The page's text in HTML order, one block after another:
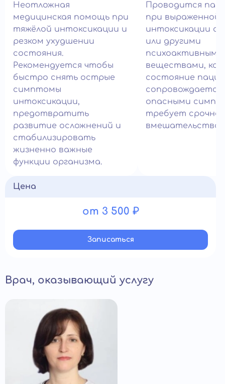
Неотложная
медицинская помощь при
тяжёлой интоксикации и
резком ухудшении
состояния.
Рекомендуется чтобы
быстро снять острые
симптомы
интоксикации,
предотвратить
развитие осложнений и
стабилизировать
жизненно важные
функции организма.
Проводится
при выраженной
интоксикации
или другими
психоактивными
веществами,
состояние
сопровождается
опасными
требует
вмешательства
Цена
от 3 500 ₽
Записатьcя
Врач, оказывающий услугу